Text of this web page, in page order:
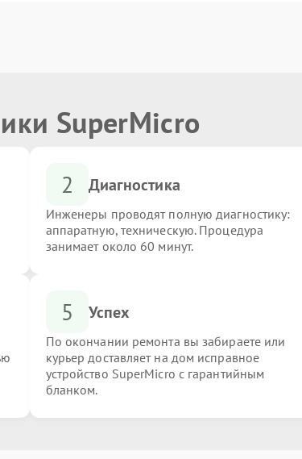
SuperMicro
2 Диагностика
Инженеры проводят полную диагностику:
аппаратную, техническую. Процедура
занимает около 60 минут.
5 Успех
По окончании ремонта вы забираете или
курьер доставляет на дом исправное
устройство SuperMicro с гарантийным
бланком.